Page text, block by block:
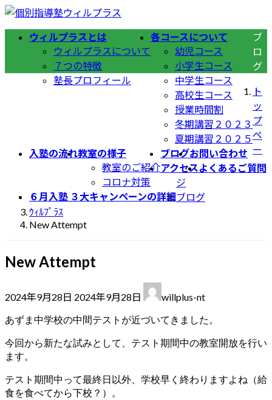
コ
ン
ツ
ナ
ビ
シ
ウィルプラスとは
ウィルプラスについて
７つの特徴
塾長プロフィール
各コースについて
幼児コース
小学生コース
中学生コース
高校生コース
授業時間割
冬期講習２０２３
夏期講習２０２５
入塾の流れ教室の様子
教室のご紹介
コロナ対策
ブログお問い合わせ
アクセスよくあるご質問
６月入塾 ３大キャンペーンの詳細
ブ
ロ
グ
ト
ッ
プ
ペ
ー
ジ
ブログ
ｳｨﾙﾌﾟﾗｽ
New Attempt
New Attempt
2024年9月28日
終
更
日
:
2024年9月28日 willplus-nt
あずま中学校の中間テストが近づいてきました。
今回から新たな試みとして、テスト期間中の教室開放を行い
ます。
テスト期間中って最終日以外、学校早く終わりますよね（給
食を食べてから下校？）。